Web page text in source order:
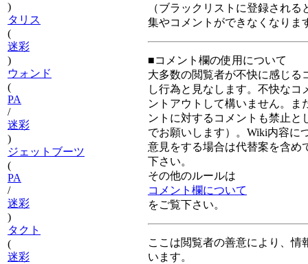
)
タリス
(
迷彩
)
ウォンド
(
PA
/
迷彩
)
ジェットブーツ
(
PA
/
迷彩
)
タクト
(
迷彩
（ブラックリストに登録される
集やコメントができなくなりま
■コメント欄の使用について
大多数の閲覧者が不快に感じる
し行為と見なします。不快なコ
ントアウトして構いません。ま
ントに対するコメントも禁止と
でお願いします）。Wiki内容に
意見をする場合は代替案を含め
下さい。
その他のルールは
コメント欄について
をご覧下さい。
ここは閲覧者の善意により、情
います。